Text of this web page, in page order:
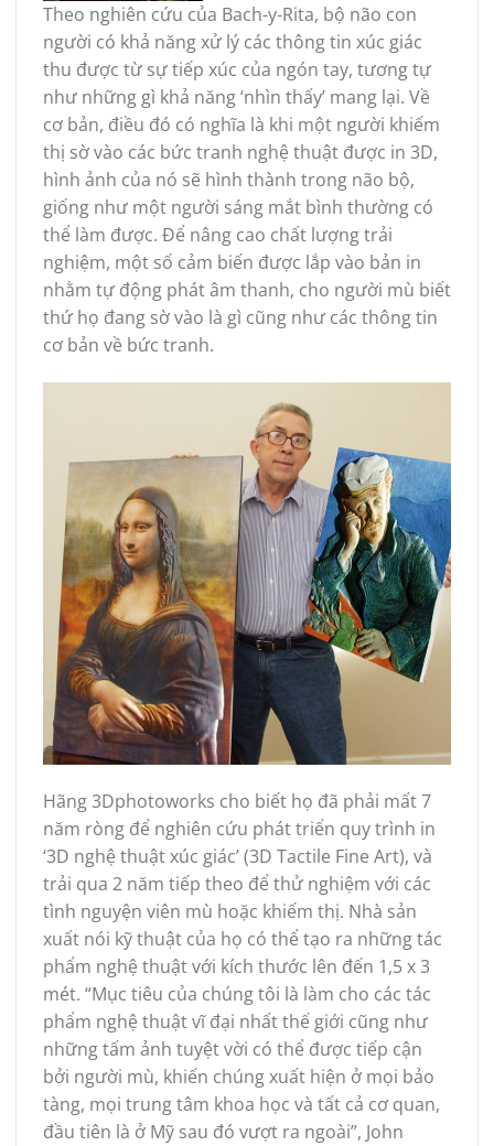
Theo nghiên cứu của Bach-y-Rita, bộ não con
người có khả năng xử lý các thông tin xúc giác
thu được từ sự tiếp xúc của ngón tay, tương tự
như những gì khả năng ‘nhìn thấy’ mang lại. Về
cơ bản, điều đó có nghĩa là khi một người khiếm
thị sờ vào các bức tranh nghệ thuật được in 3D,
hình ảnh của nó sẽ hình thành trong não bộ,
giống như một người sáng mắt bình thường có
thể làm được. Để nâng cao chất lượng trải
nghiệm, một số cảm biến được lắp vào bản in
nhằm tự động phát âm thanh, cho người mù biết
thứ họ đang sờ vào là gì cũng như các thông tin
cơ bản về bức tranh.
Hãng 3Dphotoworks cho biết họ đã phải mất 7
năm ròng để nghiên cứu phát triển quy trình in
‘3D nghệ thuật xúc giác’ (3D Tactile Fine Art), và
trải qua 2 năm tiếp theo để thử nghiệm với các
tình nguyện viên mù hoặc khiếm thị. Nhà sản
xuất nói kỹ thuật của họ có thể tạo ra những tác
phẩm nghệ thuật với kích thước lên đến 1,5 x 3
mét. “Mục tiêu của chúng tôi là làm cho các tác
phẩm nghệ thuật vĩ đại nhất thế giới cũng như
những tấm ảnh tuyệt vời có thể được tiếp cận
bởi người mù, khiến chúng xuất hiện ở mọi bảo
tàng, mọi trung tâm khoa học và tất cả cơ quan,
đầu tiên là ở Mỹ sau đó vượt ra ngoài”, John